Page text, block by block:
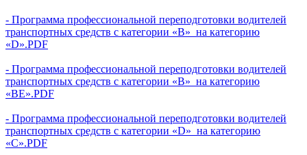
- Программа профессиональной переподготовки водителей
транспортных средств с категории «В» на категорию
«D».PDF
- Программа профессиональной переподготовки водителей
транспортных средств с категории «В» на категорию
«BE».PDF
- Программа профессиональной переподготовки водителей
транспортных средств с категории «D» на категорию
«C».PDF